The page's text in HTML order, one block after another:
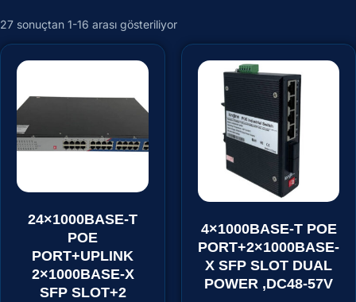
27 sonuçtan 1-16 arası gösteriliyor
24×1000BASE-T
POE
PORT+UPLINK
2×1000BASE-X
SFP SLOT+2
4×1000BASE-T POE
PORT+2×1000BASE-
X SFP SLOT DUAL
POWER ,DC48-57V